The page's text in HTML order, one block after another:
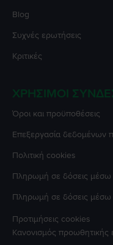
Blog
Συχνές ερωτήσεις
Κριτικές
ΧΡΉΣΙΜΟΙ
Όροι και προϋποθέσεις
Επεξεργασία δεδομένων
Πολιτική cookies
Πληρωμή σε δόσεις μέσω
Πληρωμή σε δόσεις
Προτιμήσεις cookies
Κανονισμός προωθητικής